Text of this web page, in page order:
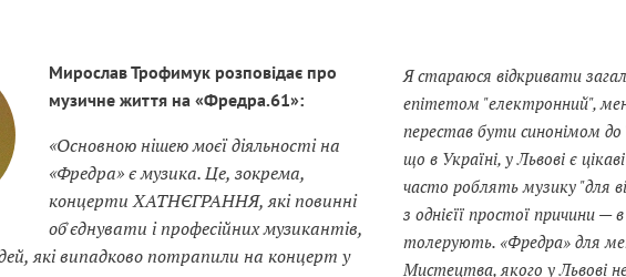
Мирослав Трофимук розповідає про
музичне життя на «Фредра.61»:
«Основною нішею моєї діяльності на
«Фредра» є музика. Це, зокрема,
концерти ХАТНЄГРАННЯ, які повинні
об'єднувати і професійних музикантів,
які випадково потрапили на концерт у
Я стараюся відкривати
епітетом "електронний",
перестав бути синонімом
що в Україні, у Львові є
часто роблять музику "для
з однієїї простої причини —
толерують. «Фредра» для
Мистецтва, якого у Львові